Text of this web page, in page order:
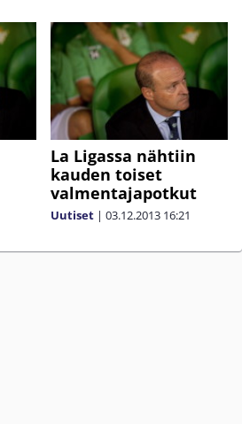
La Ligassa nähtiin
kauden toiset
valmentajapotkut
Uutiset | 03.12.2013 16:21